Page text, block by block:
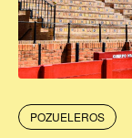
POZUELEROS